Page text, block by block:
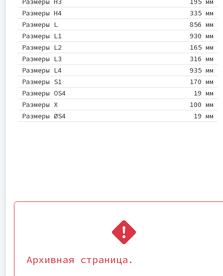
Размеры H4
335 мм
Размеры L
856 мм
Размеры L1
930 мм
Размеры L2
165 мм
Размеры L3
316 мм
Размеры L4
935 мм
Размеры S1
170 мм
Размеры OS4
19 мм
Размеры X
100 мм
Размеры ØS4
19 мм
Архивная страница.